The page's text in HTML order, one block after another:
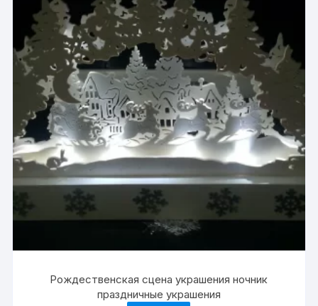
Рождественская сцена украшения ночник
праздничные украшения